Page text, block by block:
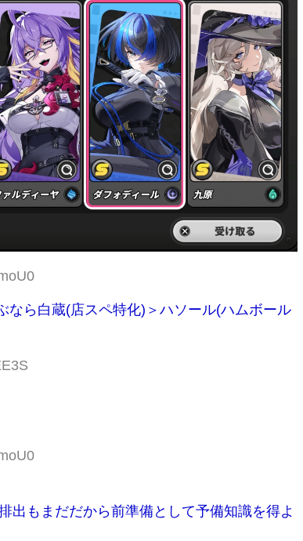
なら白蔵(店スペ特化)＞ハソール(ハムボール
出もまだだから前準備として予備知識を得よ